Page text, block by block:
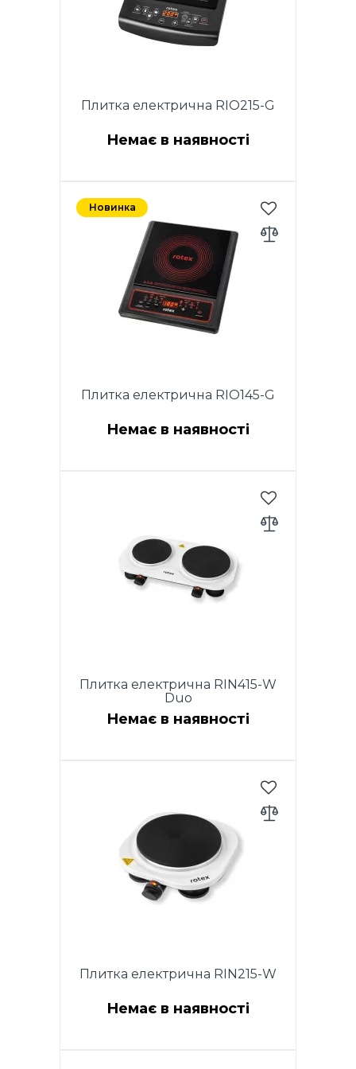
варочної поверхні: 24х24см
Плитка електрична RIO215-G
Немає в наявності
Склокерамічне покриття
(Crystal glass). Автоматичне
виявлення посуду. Діапазон
автоматичної підтримки
температури: 80-270°С.
Розміри: 28x35x6.5см Розміри
варочної поверхні: 24х24см
Новинка
Плитка електрична RIO145-G
Немає в наявності
виявлення посуду. Діапазон
автоматичної підтримки
температури: 80-270°С.
Розміри: 28x35x6.5см Розміри
варочної поверхні: 24х24см
Плитка електрична RIN415-W
Duo
Немає в наявності
1500 Вт). Подвійна конфорка
температури за допомогою
термостата. Захист від
перегріву. Індикаторне світло.
Нековзні гумові ніжки. Розмір
виробу (460X268X80 мм).
Довжина мідного шнура
Плитка електрична RIN215-W
Немає в наявності